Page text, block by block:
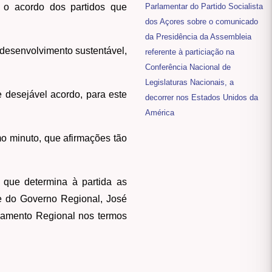
acordo dos partidos que
sustentável,
acordo, para este
minuto, que afirmações tão
determina à partida as
do Governo Regional, José
Regional nos termos
Parlamentar do Partido Socialista
dos Açores sobre o comunicado
da Presidência da Assembleia
referente à particiação na
Conferência Nacional de
Legislaturas Nacionais, a
decorrer nos Estados Unidos da
América